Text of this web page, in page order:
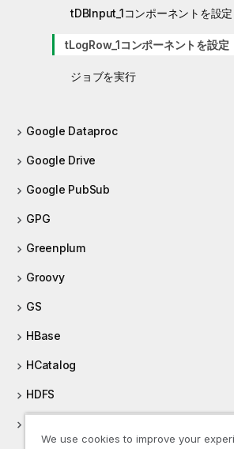
tDBInput_1コンポーネントを設定
tLogRow_1コンポーネントを設定
ジョブを実行
Google Dataproc
Google Drive
Google PubSub
GPG
Greenplum
Groovy
GS
HBase
HCatalog
HDFS
We use cookies to improve your